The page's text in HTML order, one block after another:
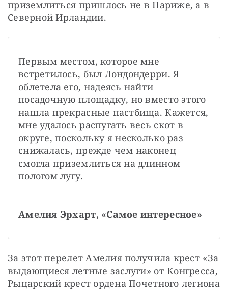
приземлиться пришлось не в Париже, а в
Северной Ирландии.
Первым местом, которое мне
встретилось, был Лондондерри. Я
облетела его, надеясь найти
посадочную площадку, но вместо этого
нашла прекрасные пастбища. Кажется,
мне удалось распугать весь скот в
округе, поскольку я несколько раз
снижалась, прежде чем наконец
смогла приземлиться на длинном
пологом лугу.
Амелия Эрхарт, «Самое интересное»
За этот перелет Амелия получила крест «За
выдающиеся летные заслуги» от Конгресса,
Рыцарский крест ордена Почетного легиона